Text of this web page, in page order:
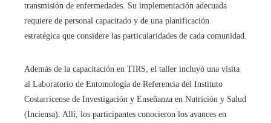
transmisión de enfermedades. Su implementación adecuada
requiere de personal capacitado y de una planificación
estratégica que considere las particularidades de cada comunidad.​
Además de la capacitación en TIRS, el taller incluyó una visita
al Laboratorio de Entomología de Referencia del Instituto
Costarricense de Investigación y Enseñanza en Nutrición y Salud
(Inciensa). Allí, los participantes conocieron los avances en